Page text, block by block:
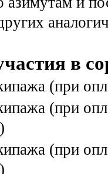
в
(при
(при
(при